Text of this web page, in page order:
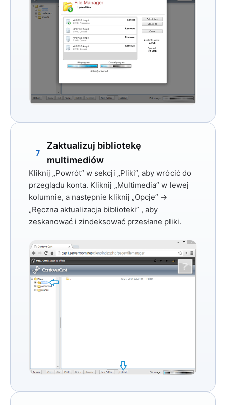
7
Zaktualizuj bibliotekę
multimediów
Kliknij „Powrót” w sekcji „Pliki”, aby wrócić do
przeglądu konta. Kliknij „Multimedia” w lewej
kolumnie, a następnie kliknij „Opcje” →
„Ręczna aktualizacja biblioteki” , aby
zeskanować i zindeksować przesłane pliki.